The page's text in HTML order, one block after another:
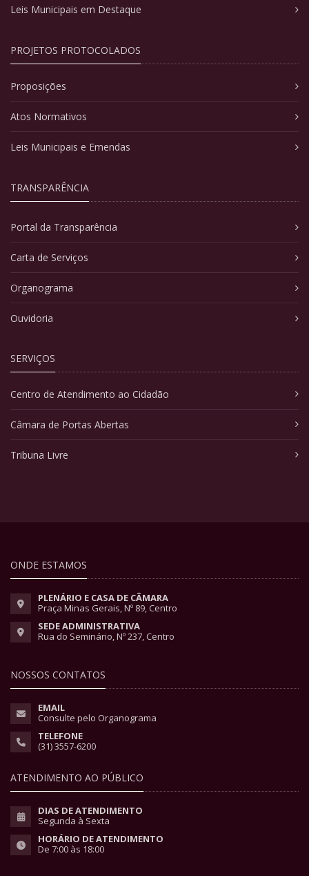
Leis Municipais em Destaque
PROJETOS PROTOCOLADOS
Proposições
Atos Normativos
Leis Municipais e Emendas
TRANSPARÊNCIA
Portal da Transparência
Carta de Serviços
Organograma
Ouvidoria
SERVIÇOS
Centro de Atendimento ao Cidadão
Câmara de Portas Abertas
Tribuna Livre
ONDE ESTAMOS
PLENÁRIO E CASA DE CÂMARA
Praça Minas Gerais, Nº 89, Centro
SEDE ADMINISTRATIVA
Rua do Seminário, Nº 237, Centro
NOSSOS CONTATOS
EMAIL
Consulte pelo Organograma
TELEFONE
(31) 3557-6200
ATENDIMENTO AO PÚBLICO
DIAS DE ATENDIMENTO
Segunda à Sexta
HORÁRIO DE ATENDIMENTO
De 7:00 às 18:00